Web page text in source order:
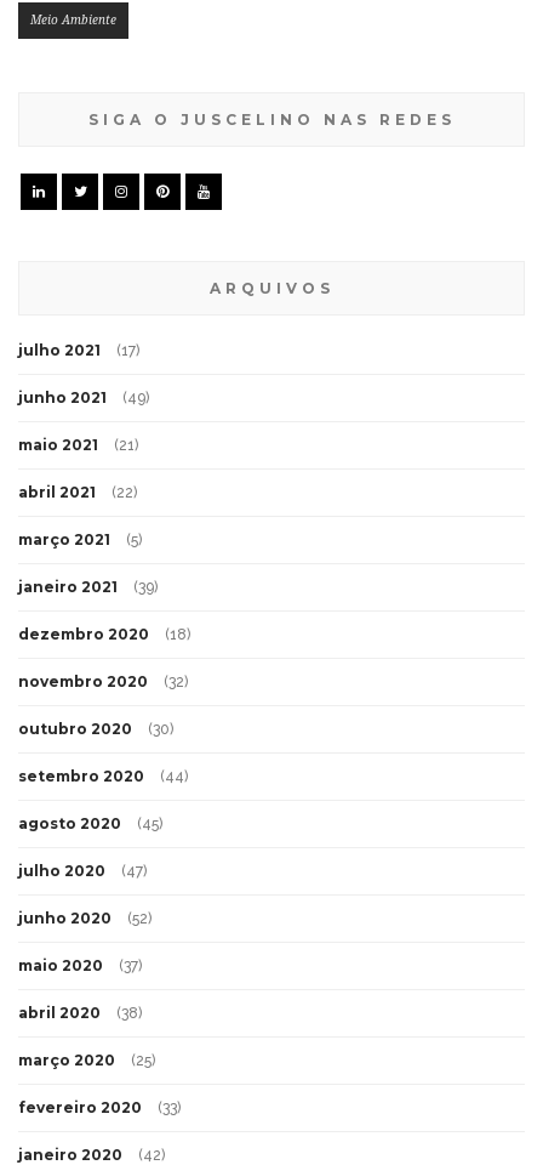
Meio Ambiente
SIGA O JUSCELINO NAS REDES
ARQUIVOS
julho 2021 (17)
junho 2021 (49)
maio 2021 (21)
abril 2021 (22)
março 2021 (5)
janeiro 2021 (39)
dezembro 2020 (18)
novembro 2020 (32)
outubro 2020 (30)
setembro 2020 (44)
agosto 2020 (45)
julho 2020 (47)
junho 2020 (52)
maio 2020 (37)
abril 2020 (38)
março 2020 (25)
fevereiro 2020 (33)
janeiro 2020 (42)